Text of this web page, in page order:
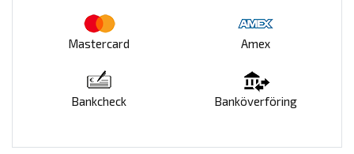
Mastercard Amex
Bankcheck Banköverföring